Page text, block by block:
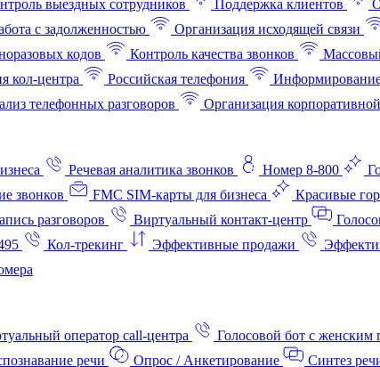
выездных сотрудников Поддержка клиентов
с задолженностью Организация исходящей связи
кодов Контроль качества звонков
кол-центра Российская телефония
телефонных разговоров Организация
Речевая аналитика звонков Номер 8-800
звонков FMC SIM-карты для бизнеса Красивые
разговоров Виртуальный контакт‑центр
Кол-трекинг Эффективные продажи
оператор call-центра Голосовой бот с женским
речи Опрос / Анкетирование Синтез